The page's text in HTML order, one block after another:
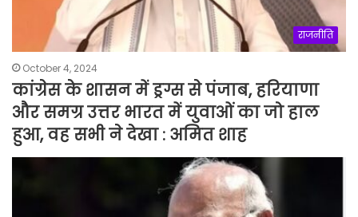
राजनीति
October 4, 2024
कांग्रेस के शासन में ड्रग्स से पंजाब, हरियाणा
और समग्र उत्तर भारत में युवाओं का जो हाल
हुआ, वह सभी ने देखा : अमित शाह